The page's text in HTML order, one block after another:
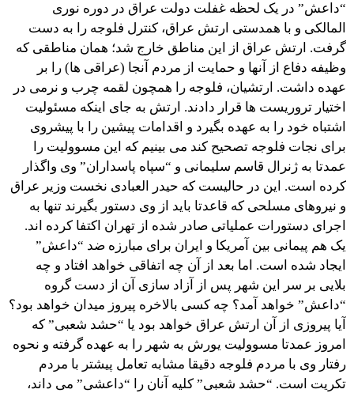
“داعش” در یک لحظه غفلت دولت عراق در دوره نوری
المالکی و با همدستی ارتش عراق، کنترل فلوجه را به دست
گرفت. ارتش عراق از این مناطق خارج شد؛ همان مناطقی که
وظیفه دفاع از آنها و حمایت از مردم آنجا (عراقی ها) را بر
عهده داشت. ارتشیان، فلوجه را همچون لقمه چرب و نرمی در
اختیار تروریست ها قرار دادند. ارتش به جای اینکه مسئولیت
اشتباه خود را به عهده بگیرد و اقدامات پیشین را با پیشروی
برای نجات فلوجه تصحیح کند می بینیم که این مسوولیت را
عمدتا به ژنرال قاسم سلیمانی و “سپاه پاسداران” وی واگذار
کرده است. این در حالیست که حیدر العبادی نخست وزیر عراق
و نیروهای مسلحی که قاعدتا باید از وی دستور بگیرند تنها به
اجرای دستورات عملیاتی صادر شده از تهران اکتفا کرده اند.
یک هم پیمانی بین آمریکا و ایران برای مبارزه ضد “داعش”
ایجاد شده است. اما بعد از آن چه اتفاقی خواهد افتاد و چه
بلایی بر سر این شهر پس از آزاد سازی آن از دست گروه
“داعش” خواهد آمد؟ چه کسی بالاخره پیروز میدان خواهد بود؟
آیا پیروزی از آن ارتش عراق خواهد بود یا “حشد شعبی” که
امروز عمدتا مسوولیت یورش به شهر را به عهده گرفته و نحوه
رفتار وی با مردم فلوجه دقیقا مشابه تعامل پیشتر با مردم
تکریت است. “حشد شعبی” کلیه آنان را “داعشی” می داند،